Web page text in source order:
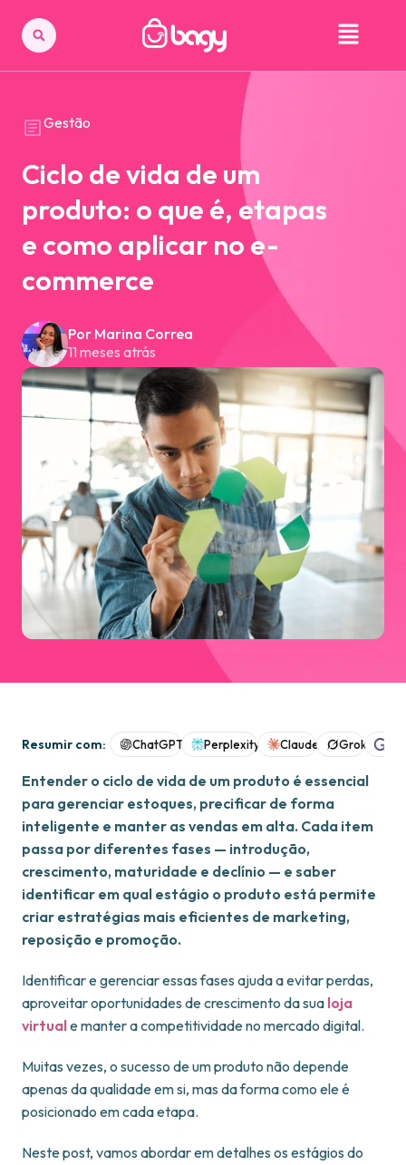
Gestão
Ciclo de vida de um
produto: o que é, etapas
e como aplicar no e-
commerce
Por Marina Correa
11 meses atrás
Resumir com: ChatGPT Perplexity Claude Grok
Entender o ciclo de vida de um produto é essencial
para gerenciar estoques, precificar de forma
inteligente e manter as vendas em alta. Cada item
passa por diferentes fases — introdução,
crescimento, maturidade e declínio — e saber
identificar em qual estágio o produto está permite
criar estratégias mais eficientes de marketing,
reposição e promoção.
Identificar e gerenciar essas fases ajuda a evitar perdas,
aproveitar oportunidades de crescimento da sua loja
virtuale manter a competitividade no mercado digital.
Muitas vezes, o sucesso de um produto não depende
apenas da qualidade em si, mas da forma como ele é
posicionado em cada etapa.
Neste post, vamos abordar em detalhes os estágios do